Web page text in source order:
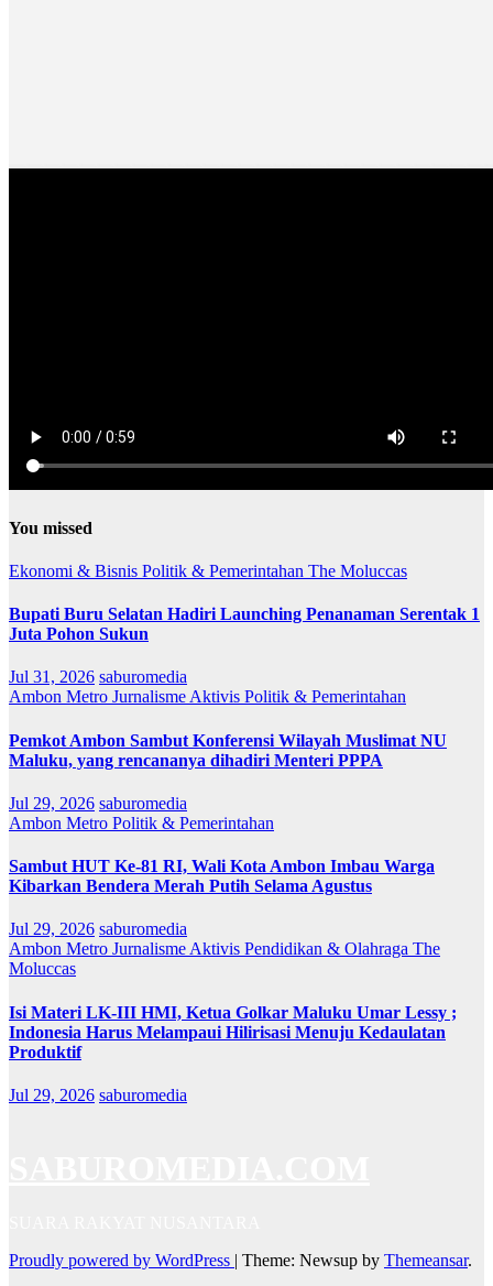
You missed
Ekonomi & Bisnis Politik & Pemerintahan The Moluccas
Bupati Buru Selatan Hadiri Launching Penanaman Serentak 1
Juta Pohon Sukun
Jul 31, 2026 saburomedia
Ambon Metro Jurnalisme Aktivis Politik & Pemerintahan
Pemkot Ambon Sambut Konferensi Wilayah Muslimat NU
Maluku, yang rencananya dihadiri Menteri PPPA
Jul 29, 2026 saburomedia
Ambon Metro Politik & Pemerintahan
Sambut HUT Ke-81 RI, Wali Kota Ambon Imbau Warga
Kibarkan Bendera Merah Putih Selama Agustus
Jul 29, 2026 saburomedia
Ambon Metro Jurnalisme Aktivis Pendidikan & Olahraga The
Moluccas
Isi Materi LK-III HMI, Ketua Golkar Maluku Umar Lessy ;
Indonesia Harus Melampaui Hilirisasi Menuju Kedaulatan
Produktif
Jul 29, 2026 saburomedia
Proudly powered by WordPress | Theme: Newsup by Themeansar.